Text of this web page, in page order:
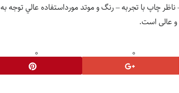
چاپ با تجربه – رنگ و موتد مورداستفاده عالي توجه به
عالی است.